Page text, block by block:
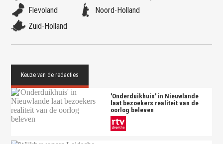
Flevoland
Noord-Holland
Zuid-Holland
'Onderduikhuis' in Nieuwlande
laat bezoekers realiteit van de
oorlog beleven